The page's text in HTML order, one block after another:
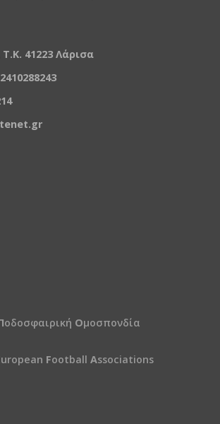
41223 Λάρισα
οδοσφαιρική Ομοσπονδία
uropean Football Associations